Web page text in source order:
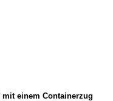
mit einem Containerzug